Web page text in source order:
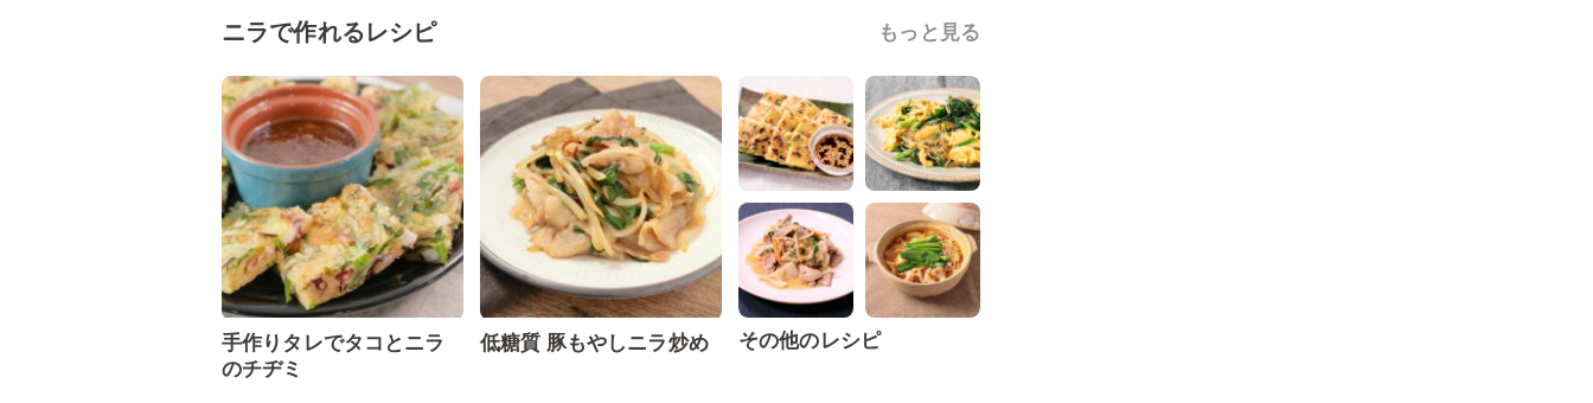
ニラで作れるレシピ もっと見る
手作りタレでタコとニラ
のチヂミ
低糖質 豚もやしニラ炒め その他のレシピ